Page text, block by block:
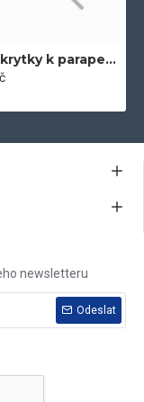
Boční krytky k parapetům
newsletteru
Odeslat